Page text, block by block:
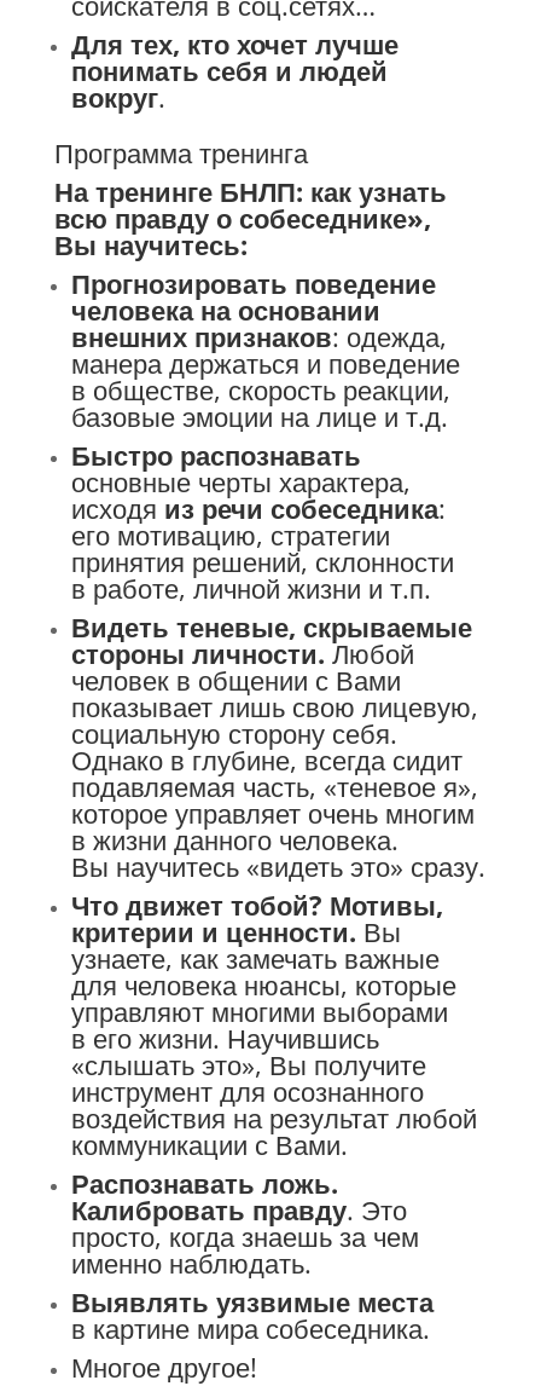
Для тех, кто хочет лучше
понимать себя и людей
вокруг.
Программа тренинга
На тренинге БНЛП: как узнать
всю правду о собеседнике»,
Вы научитесь:
Прогнозировать поведение
человека на основании
внешних признаков: одежда,
манера держаться и поведение
в обществе, скорость реакции,
базовые эмоции на лице и т.д.
Быстро распознавать
основные черты характера,
исходя из речи собеседника:
его мотивацию, стратегии
принятия решений, склонности
в работе, личной жизни и т.п.
Видеть теневые, скрываемые
стороны личности. Любой
человек в общении с Вами
показывает лишь свою лицевую,
социальную сторону себя.
Однако в глубине, всегда сидит
подавляемая часть, «теневое я»,
которое управляет очень многим
в жизни данного человека.
Вы научитесь «видеть это» сразу.
Что движет тобой? Мотивы,
критерии и ценности. Вы
узнаете, как замечать важные
для человека нюансы, которые
управляют многими выборами
в его жизни. Научившись
«слышать это», Вы получите
инструмент для осознанного
воздействия на результат любой
коммуникации с Вами.
Распознавать ложь.
Калибровать правду. Это
просто, когда знаешь за чем
именно наблюдать.
Выявлять уязвимые места
в картине мира собеседника.
Многое другое!